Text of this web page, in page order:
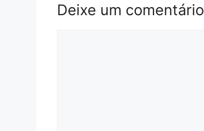
Deixe um comentário